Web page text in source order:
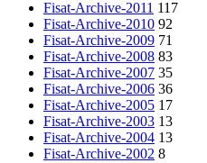
Fisat-Archive-2011 117
Fisat-Archive-2010 92
Fisat-Archive-2009 71
Fisat-Archive-2008 83
Fisat-Archive-2007 35
Fisat-Archive-2006 36
Fisat-Archive-2005 17
Fisat-Archive-2003 13
Fisat-Archive-2004 13
Fisat-Archive-2002 8